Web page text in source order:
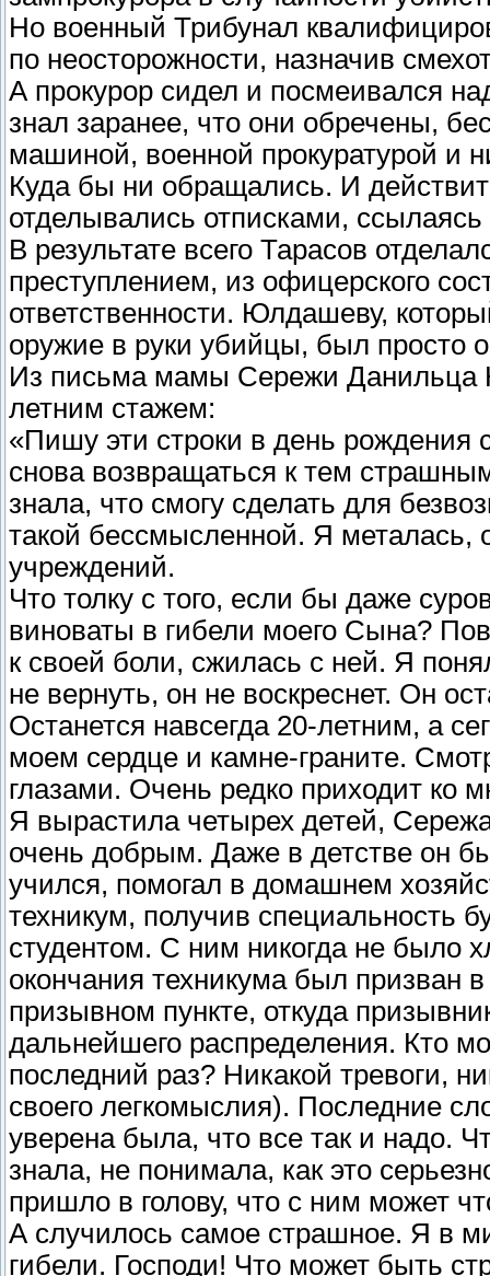
Но военный Трибунал
по неосторожности, назначив
А прокурор сидел и посмеивался
знал заранее, что они обречены,
машиной, военной прокуратурой и
Куда бы ни обращались. И
отделывались отписками,
В результате всего Тарасов
преступлением, из офицерского
ответственности. Юлдашеву,
оружие в руки убийцы, был просто
Из письма мамы Сережи Данильца
летним стажем:
«Пишу эти строки в день рождения
снова возвращаться к тем
знала, что смогу сделать для
такой бессмысленной. Я
учреждений.
Что толку с того, если бы даже
виноваты в гибели моего Сына?
к своей боли, сжилась с ней. Я
не вернуть, он не воскреснет. Он
Останется навсегда 20-летним, а
моем сердце и камне-граните.
глазами. Очень редко приходит ко
Я вырастила четырех детей,
очень добрым. Даже в детстве он
учился, помогал в домашнем
техникум, получив
студентом. С ним никогда не было
окончания техникума был
призывном пункте, откуда
дальнейшего распределения. Кто
последний раз? Никакой тревоги,
своего легкомыслия). Последние
уверена была, что все так и надо.
знала, не понимала, как это
пришло в голову, что с ним может
А случилось самое страшное. Я в
гибели. Господи! Что может быть